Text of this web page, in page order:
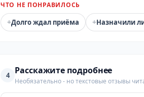
ЧТО НЕ ПОНРАВИЛОСЬ
+Долго ждал приёма +Назначили
4 Расскажите подробнее
Необязательно - но текстовые отзывы